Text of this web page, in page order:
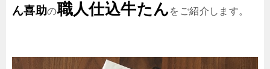
ん喜助の職人仕込牛たん をご紹介します。